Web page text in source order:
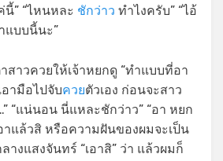
” “ไหนหละ ชักว่าว ทำไงครับ” “ไอ้
แบบนี้นะ”
สาวควยให้เจ้าหยกดู “ทำแบบที่อา
อามือไปจับควยตัวเอง ก่อนจะสาว
“แน่นอน นี่แหละชักว่าว” “อา หยก
าแล้วสิ หรือความฝันของผมจะเป็น
างแสงจันทร์ “เอาสิ” ว่า แล้วผมก็